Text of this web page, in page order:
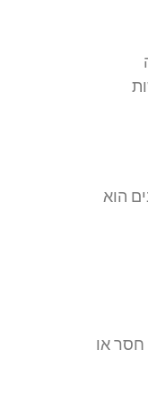
הוא
חסר או